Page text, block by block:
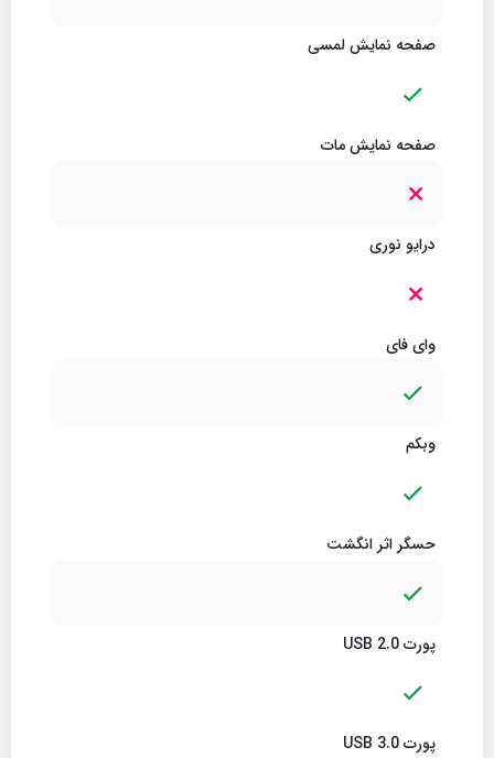
صفحه نمایش لمسی
صفحه نمایش مات
درایو نوری
وای فای
وبکم
حسگر اثر انگشت
پورت USB 2.0
پورت USB 3.0